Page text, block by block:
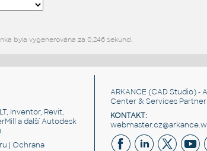
byla vygenerována za 0,246 sekund.
Inventor, Revit,
a další Autodesk
.
|Ochrana
ARKANCE (CAD Studio) -
Center & Services Partner
KONTAKT: